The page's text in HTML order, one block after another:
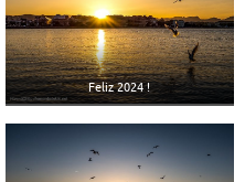
Feliz 2024 !